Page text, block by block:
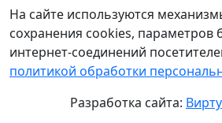
На сайте используются
сохранения cookies, параметров
интернет-соединений
политикой обработки
Разработка сайта: